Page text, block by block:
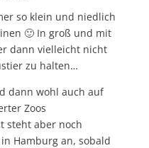
so klein und niedlich
🙂 In groß und mit
dann vielleicht nicht
zu halten…
dann wohl auch auf
Zoos
steht aber noch
Hamburg an, sobald